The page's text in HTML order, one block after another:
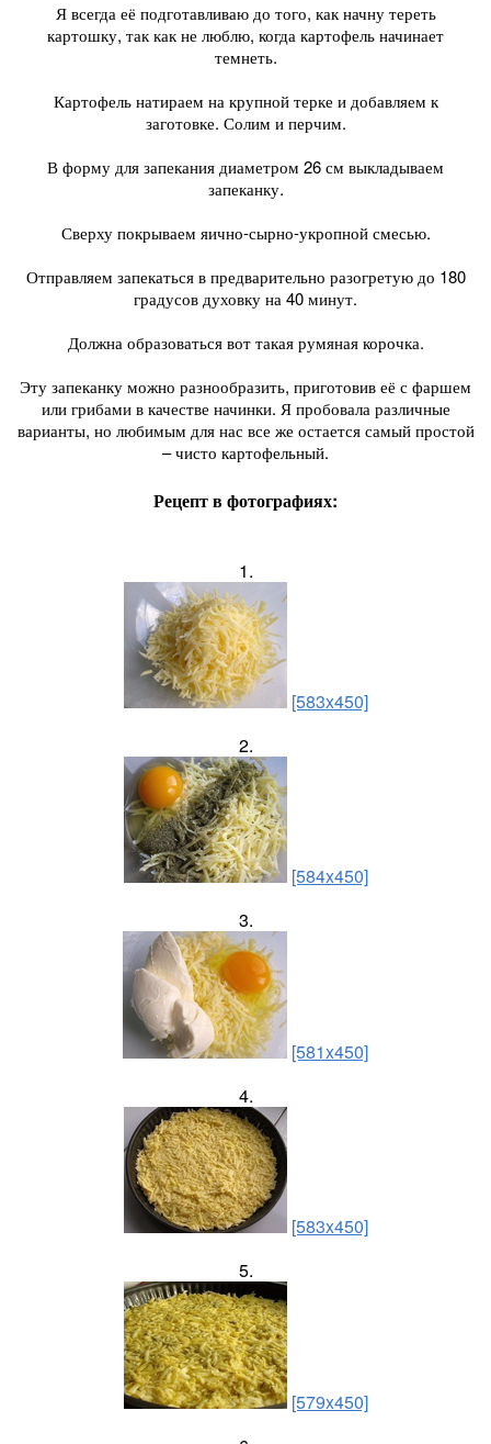
Я всегда её подготавливаю до того, как начну тереть
картошку, так как не люблю, когда картофель начинает
темнеть.
Картофель натираем на крупной терке и добавляем к
заготовке. Солим и перчим.
В форму для запекания диаметром 26 см выкладываем
запеканку.
Сверху покрываем яично-сырно-укропной смесью.
Отправляем запекаться в предварительно разогретую до 180
градусов духовку на 40 минут.
Должна образоваться вот такая румяная корочка.
Эту запеканку можно разнообразить, приготовив её с фаршем
или грибами в качестве начинки. Я пробовала различные
варианты, но любимым для нас все же остается самый простой
– чисто картофельный.
Рецепт в фотографиях:
1.
[583x450]
2.
[584x450]
3.
[581x450]
4.
[583x450]
5.
[579x450]